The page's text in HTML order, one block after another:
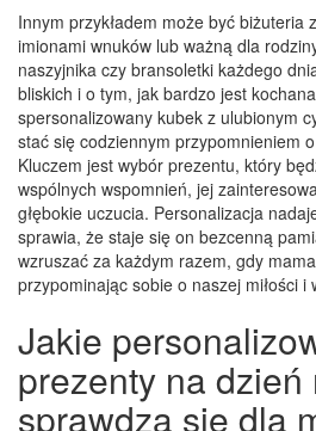
Innym przykładem może być biżuteria
imionami wnuków lub ważną dla
naszyjnika czy bransoletki każdego
bliskich i o tym, jak bardzo jest
spersonalizowany kubek z ulubionym
stać się codziennym przypomnieniem
Kluczem jest wybór prezentu, który
wspólnych wspomnień, jej
głębokie uczucia. Personalizacja
sprawia, że staje się on bezcenną
wzruszać za każdym razem, gdy
przypominając sobie o naszej miłości i
Jakie
prezenty na dzień
sprawdzą się dla